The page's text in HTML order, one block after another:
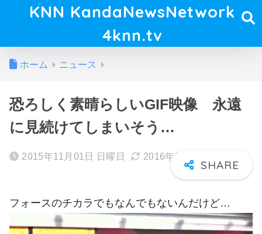
KNN KandaNewsNetwork
4knn.tv
ホーム ニュース
恐ろしく素晴らしいGIF映像 永遠
に見続けてしまいそう…
2015年11月01日 日曜日 2016年02月18日 木曜日
フォースのチカラでもなんでもないんだけど…